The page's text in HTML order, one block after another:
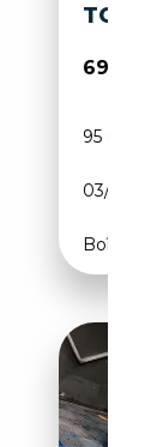
69 500€
95 000 km
03/2006
Boîte